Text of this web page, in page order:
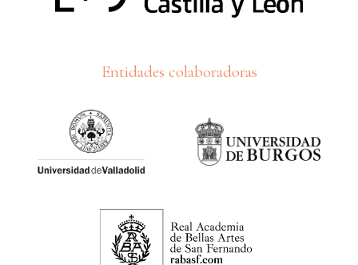
Entidades colaboradoras